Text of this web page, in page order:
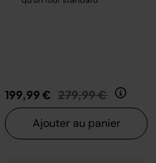
199,99 € Prix réduit de
279,99 € au
Ajouter au panier